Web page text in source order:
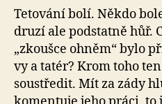
Tetování bolí. Někdo
druzí ale podstatně hůř.
„zkoušce ohněm“ bylo
vy a tatér? Krom toho
soustředit. Mít za zády